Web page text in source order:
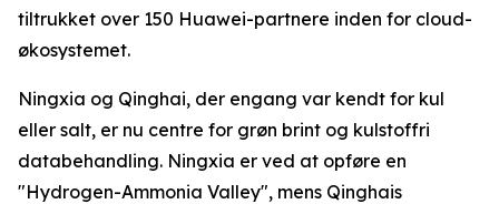
tiltrukket over 150 Huawei-partnere inden for cloud-
økosystemet.
Ningxia og Qinghai, der engang var kendt for kul
eller salt, er nu centre for grøn brint og kulstoffri
databehandling. Ningxia er ved at opføre en
"Hydrogen-Ammonia Valley", mens Qinghais